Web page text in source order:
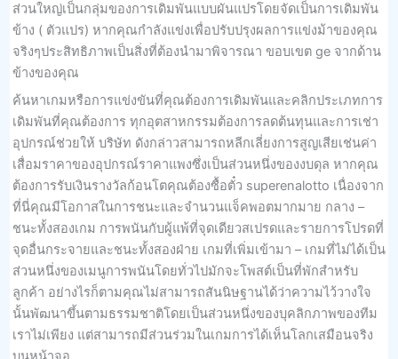
ส่วนใหญ่เป็นกลุ่มของการเดิมพันแบบผันแปรโดยจัดเป็นการเดิมพัน
ข้าง ( ตัวแปร) หากคุณกำลังแข่งเพื่อปรับปรุงผลการแข่งม้าของคุณ
จริงๆประสิทธิภาพเป็นสิ่งที่ต้องนำมาพิจารณา ขอบเขต ge จากด้าน
ข้างของคุณ
ค้นหาเกมหรือการแข่งขันที่คุณต้องการเดิมพันและคลิกประเภทการ
เดิมพันที่คุณต้องการ ทุกอุตสาหกรรมต้องการลดต้นทุนและการเช่า
อุปกรณ์ช่วยให้ บริษัท ดังกล่าวสามารถหลีกเลี่ยงการสูญเสียเช่นค่า
เสื่อมราคาของอุปกรณ์ราคาแพงซึ่งเป็นส่วนหนึ่งของงบดุล หากคุณ
ต้องการรับเงินรางวัลก้อนโตคุณต้องซื้อตั๋ว superenalotto เนื่องจาก
ที่นี่คุณมีโอกาสในการชนะและจำนวนแจ็คพอตมากมาย กลาง –
ชนะทั้งสองเกม การพนันกับผู้แพ้ที่จุดเดียวสเปรดและรายการโปรดที่
จุดอื่นกระจายและชนะทั้งสองฝ่าย เกมที่เพิ่มเข้ามา – เกมที่ไม่ได้เป็น
ส่วนหนึ่งของเมนูการพนันโดยทั่วไปมักจะโพสต์เป็นที่พักสำหรับ
ลูกค้า อย่างไรก็ตามคุณไม่สามารถสันนิษฐานได้ว่าความไว้วางใจ
นั้นพัฒนาขึ้นตามธรรมชาติโดยเป็นส่วนหนึ่งของบุคลิกภาพของทีม
เราไม่เพียง แต่สามารถมีส่วนร่วมในเกมการได้เห็นโลกเสมือนจริง